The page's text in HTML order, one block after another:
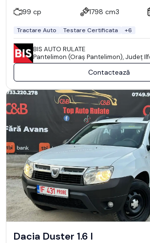
99 cp
1798 cm3
Tractare Auto Testare Certificata +6
BIS AUTO RULATE
Pantelimon (Oraş Pantelimon), Județ
Contactează
Dacia Duster 1.6 I